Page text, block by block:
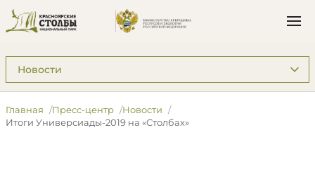
Подразделы: Пресс-центр
Главная Пресс-центр
Новости
​Итоги Универсиады-2019 на «Столбах»